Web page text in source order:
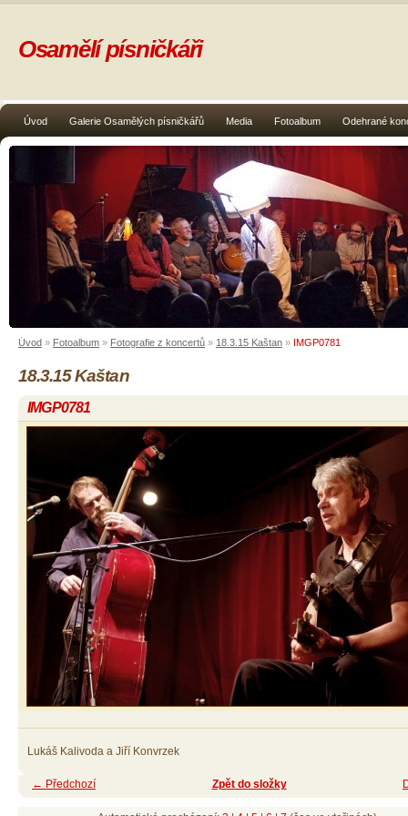
Úvod Galerie Osamělých písničkářů Media Fotoalbum Odehrané
Osamělí písničkáři
Úvod » Fotoalbum » Fotografie z koncertů » 18.3.15 Kaštan » IMGP0781
18.3.15 Kaštan
IMGP0781
Lukáš Kalivoda a Jiří Konvrzek
← Předchozí Zpět do složky